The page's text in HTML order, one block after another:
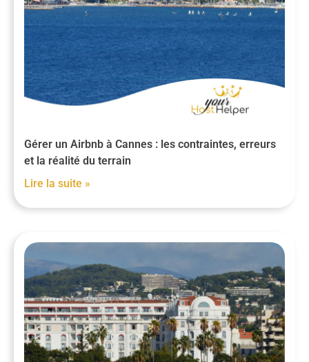
Gérer un Airbnb à Cannes : les contraintes, erreurs
et la réalité du terrain
Lire la suite »